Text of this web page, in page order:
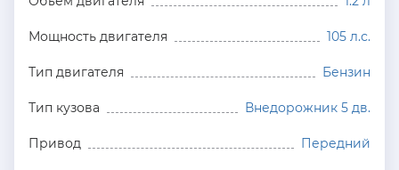
Мощность двигателя 105 л.с.
Тип двигателя Бензин
Тип кузова Внедорожник 5 дв.
Привод Передний